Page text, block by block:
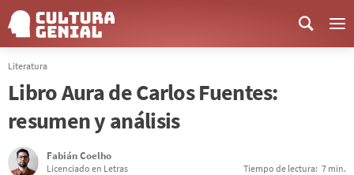
Literatura
Libro Aura de Carlos Fuentes:
resumen y análisis
Fabián Coelho
Licenciado en Letras Tiempo de lectura: 7 min.